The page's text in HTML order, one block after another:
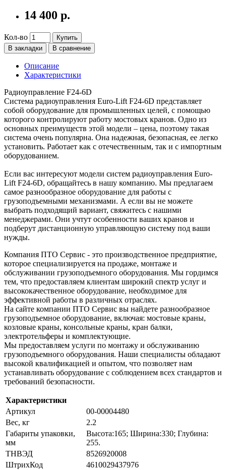
14 400 р.
Кол-во
Купить
В закладки
В сравнение
Описание
Характеристики
Радиоуправление F24-6D
Система радиоуправления Euro-Lift F24-6D представляет
собой оборудование для промышленных целей, с помощью
которого контролируют работу мостовых кранов. Одно из
основных преимуществ этой модели – цена, поэтому такая
система очень популярна. Она надежная, безопасная, ее легко
установить. Работает как с отечественным, так и с импортным
оборудованием.
Если вас интересуют модели систем радиоуправления Euro-
Lift F24-6D, обращайтесь в нашу компанию. Мы предлагаем
самое разнообразное оборудование для работы с
грузоподъемными механизмами. А если вы не можете
выбрать подходящий вариант, свяжитесь с нашими
менеджерами. Они учтут особенности ваших кранов и
подберут дистанционную управляющую систему под ваши
нужды.
Компания ПТО Сервис - это производственное предприятие,
которое специализируется на продаже, монтаже и
обслуживании грузоподъемного оборудования. Мы гордимся
тем, что предоставляем клиентам широкий спектр услуг и
высококачественное оборудование, необходимое для
эффективной работы в различных отраслях.
На сайте компании ПТО Сервис вы найдете разнообразное
грузоподъемное оборудование, включая: мостовые краны,
козловые краны, консольные краны, кран балки,
электротельферы и комплектующие.
Мы предоставляем услуги по монтажу и обслуживанию
грузоподъемного оборудования. Наши специалисты обладают
высокой квалификацией и опытом, что позволяет нам
устанавливать оборудование с соблюдением всех стандартов и
требований безопасности.
Характеристики
Артикул
00-00004480
Вес, кг
2.2
Габариты упаковки,
мм
Высота:165; Ширина:330; Глубина:
255.
ТНВЭД
8526920008
ШтрихКод
4610029437976